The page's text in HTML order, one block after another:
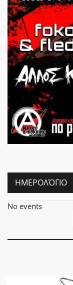
ΗΜΕΡΟΛΌΓΙΟ
No events